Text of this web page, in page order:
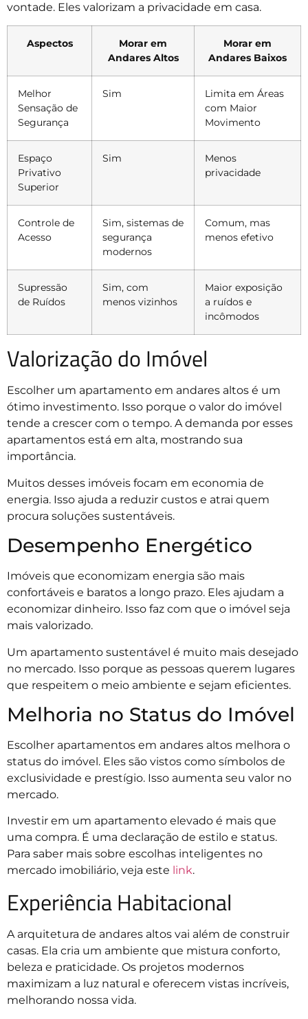
vontade. Eles valorizam a privacidade em casa.
Aspectos
Morar em
Andares Altos
Morar em
Andares Baixos
Melhor
Sensação de
Segurança
Sim
Limita em Áreas
com Maior
Movimento
Espaço
Privativo
Superior
Sim
Menos
privacidade
Controle de
Acesso
Sim, sistemas de
segurança
modernos
Comum, mas
menos efetivo
Supressão
de Ruídos
Sim, com
menos vizinhos
Maior exposição
a ruídos e
incômodos
Valorização do Imóvel
Escolher um apartamento em andares altos é um
ótimo investimento. Isso porque o valor do imóvel
tende a crescer com o tempo. A demanda por esses
apartamentos está em alta, mostrando sua
importância.
Muitos desses imóveis focam em economia de
energia. Isso ajuda a reduzir custos e atrai quem
procura soluções sustentáveis.
Desempenho Energético
Imóveis que economizam energia são mais
confortáveis e baratos a longo prazo. Eles ajudam a
economizar dinheiro. Isso faz com que o imóvel seja
mais valorizado.
Um apartamento sustentável é muito mais desejado
no mercado. Isso porque as pessoas querem lugares
que respeitem o meio ambiente e sejam eficientes.
Melhoria no Status do Imóvel
Escolher apartamentos em andares altos melhora o
status do imóvel. Eles são vistos como símbolos de
exclusividade e prestígio. Isso aumenta seu valor no
mercado.
Investir em um apartamento elevado é mais que
uma compra. É uma declaração de estilo e status.
Para saber mais sobre escolhas inteligentes no
mercado imobiliário, veja este link.
Experiência Habitacional
A arquitetura de andares altos vai além de construir
casas. Ela cria um ambiente que mistura conforto,
beleza e praticidade. Os projetos modernos
maximizam a luz natural e oferecem vistas incríveis,
melhorando nossa vida.